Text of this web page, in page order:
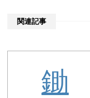
関連記事
鋤